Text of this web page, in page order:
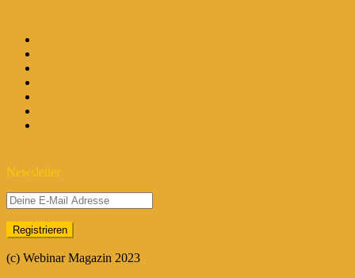
Newsletter
(c) Webinar Magazin 2023